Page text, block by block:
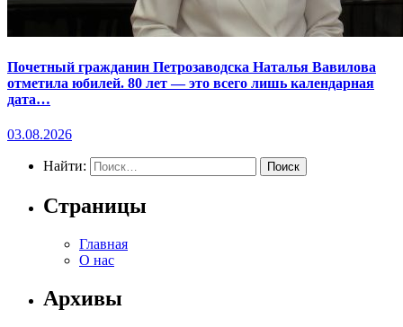
Почетный гражданин Петрозаводска Наталья Вавилова
отметила юбилей. 80 лет — это всего лишь календарная
дата…
03.08.2026
Найти:
Страницы
Главная
О нас
Архивы